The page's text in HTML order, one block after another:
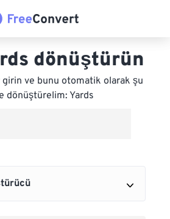
dönüştürün
girin ve bunu otomatik olarak şu
dönüştürelim: Yards